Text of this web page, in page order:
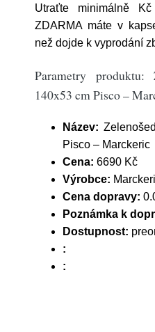
Utraťte minimálně
ZDARMA máte v
než dojde k vyprodání
Parametry
140x53 cm Pisco –
Název:
Pisco – Marckeric
Cena: 6690 Kč
Výrobce:
Cena dopravy:
Poznámka k
Dostupnost:
:
: